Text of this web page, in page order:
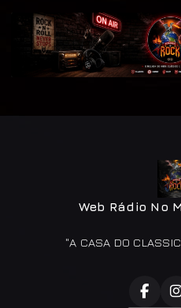
Web Rádio No
"A CASA DO